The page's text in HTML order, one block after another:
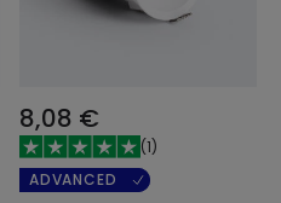
8,08 €
(1)
ADVANCED